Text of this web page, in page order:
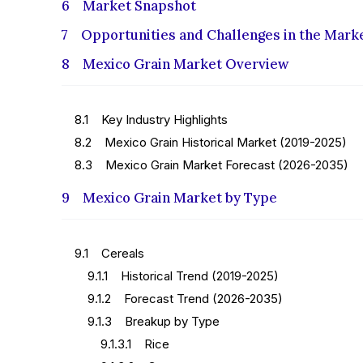
6 Market Snapshot
7 Opportunities and Challenges in the
8 Mexico Grain Market Overview
8.1 Key Industry Highlights
8.2 Mexico Grain Historical Market (2019-2025)
8.3 Mexico Grain Market Forecast (2026-2035)
9 Mexico Grain Market by Type
9.1 Cereals
9.1.1 Historical Trend (2019-2025)
9.1.2 Forecast Trend (2026-2035)
9.1.3 Breakup by Type
9.1.3.1 Rice